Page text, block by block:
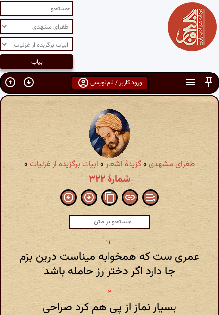
ورود کاربر / نام‌نویسی
طغرای مشهدی »گزیدهٔ اشعار» ابیات برگزیده از غزلیات»
شمارهٔ ۳۲۲
عمری ست که همخوابه میناست درین بزم
جا دارد اگر دختر رز حامله باشد
بسیار نماز از پی هم کرد صراحی